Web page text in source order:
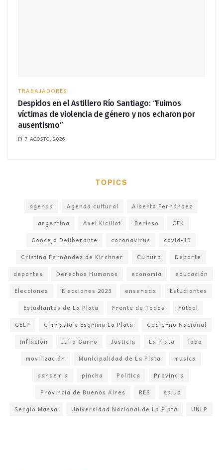
TRABAJADORES
Despidos en el Astillero Río Santiago: “Fuimos
víctimas de violencia de género y nos echaron por
ausentismo”
7 AGOSTO, 2026
TOPICS
agenda Agenda cultural
Alberto Fernández
argentina
Axel Kicillof Berisso
CFK
Concejo Deliberante
coronavirus
covid-19
Cristina Fernández de Kirchner
Cultura
Deporte
deportes
Derechos Humanos economia
educación
Elecciones
Elecciones 2023 ensenada
Estudiantes
Estudiantes de La Plata
Frente de Todos
Fútbol
GELP
Gimnasia y Esgrima La Plata
Gobierno Nacional
inflación
Julio Garro Justicia La Plata
lobo
movilización
Municipalidad de La Plata
musica
pandemia
pincha Politica
Provincia
Provincia de Buenos Aires
RES
salud
Sergio Massa
Universidad Nacional de La Plata UNLP